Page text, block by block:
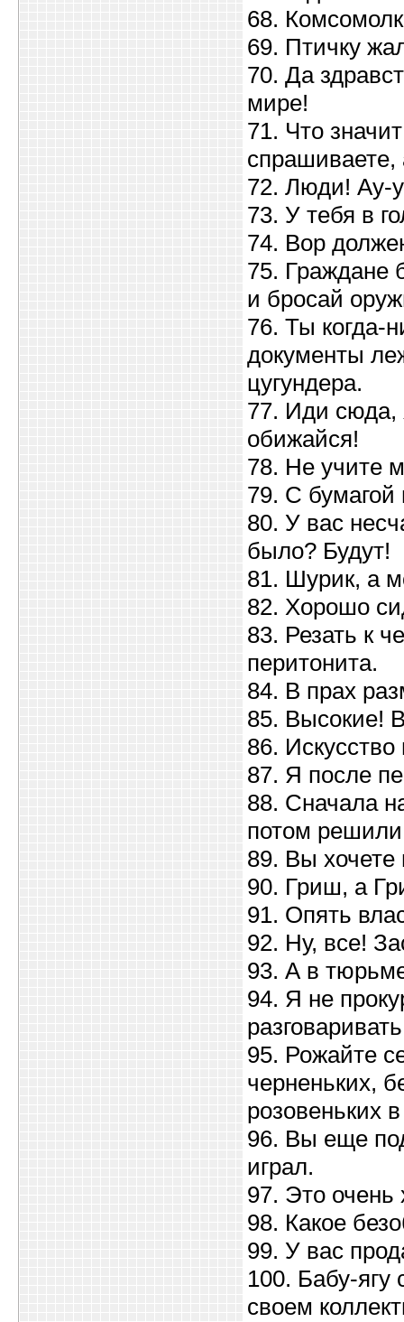
68.
69. Птичку
70. Да
мире!
71. Что
спрашиваете,
72. Люди! Ау-
73. У тебя в
74. Вор
75. Граждане
и бросай
76. Ты когда-
документы
цугундера.
77. Иди сюда,
обижайся!
78. Не учите
79. С бумагой
80. У вас
было? Будут!
81. Шурик, а
82. Хорошо
83. Резать к
перитонита.
84. В прах
85. Высокие!
86.
87. Я после
88. Сначала
потом
89. Вы хочете
90. Гриш, а
91. Опять
92. Ну, все!
93. А в
94. Я не
95. Рожайте
черненьких,
розовеньких
96. Вы еще
играл.
97. Это очень
98. Какое
99. У вас
100. Бабу-ягу
своем